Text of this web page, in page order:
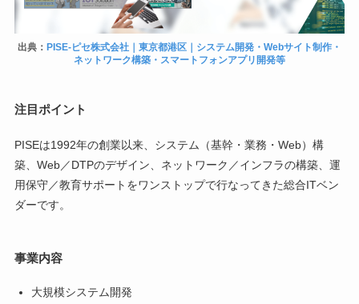
出典： PISE-ピセ株式会社｜東京都港区｜システム開発・Webサイト制作・
ネットワーク構築・スマートフォンアプリ開発等
注目ポイント
PISEは1992年の創業以来、システム（基幹・業務・Web）構
築、Web／DTPのデザイン、ネットワーク／インフラの構築、運
用保守／教育サポートをワンストップで行なってきた総合ITベン
ダーです。
事業内容
大規模システム開発